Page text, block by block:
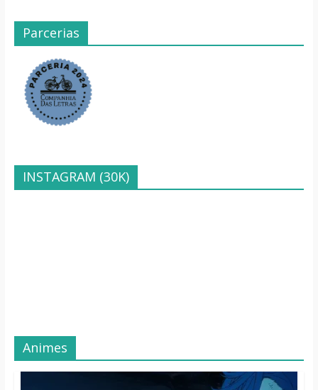
Parcerias
INSTAGRAM (30K)
Animes